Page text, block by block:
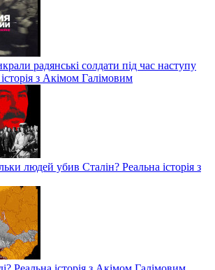
радянські солдати під час наступу
з Акімом Галімовим
людей убив Сталін? Реальна історія з